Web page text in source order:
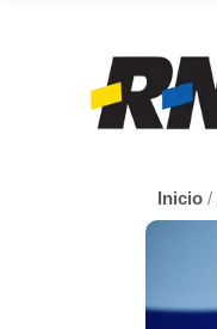
Inicio /